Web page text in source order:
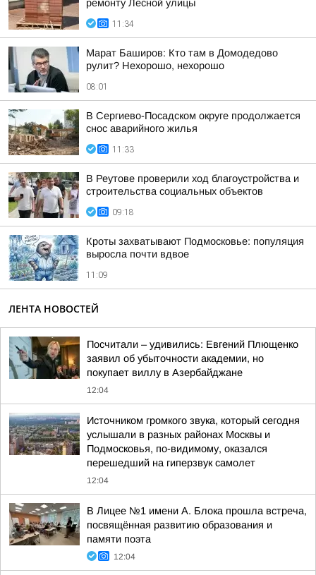
ремонту Лесной улицы
11:34
Марат Баширов: Кто там в Домодедово
рулит? Нехорошо, нехорошо
08:01
В Сергиево-Посадском округе продолжается
снос аварийного жилья
11:33
В Реутове проверили ход благоустройства и
строительства социальных объектов
09:18
Кроты захватывают Подмосковье: популяция
выросла почти вдвое
11:09
ЛЕНТА НОВОСТЕЙ
Посчитали – удивились: Евгений Плющенко
заявил об убыточности академии, но
покупает виллу в Азербайджане
12:04
Источником громкого звука, который сегодня
услышали в разных районах Москвы и
Подмосковья, по-видимому, оказался
перешедший на гиперзвук самолет
12:04
В Лицее №1 имени А. Блока прошла встреча,
посвящённая развитию образования и
памяти поэта
12:04